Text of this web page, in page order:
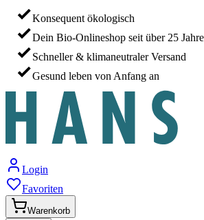
Konsequent ökologisch
Dein Bio-Onlineshop seit über 25
Schneller & klimaneutraler Versand
Gesund leben von Anfang an
Login
Favoriten
Warenkorb